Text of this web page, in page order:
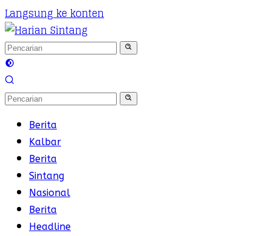
Langsung ke konten
Berita
Kalbar
Berita
Sintang
Nasional
Berita
Headline